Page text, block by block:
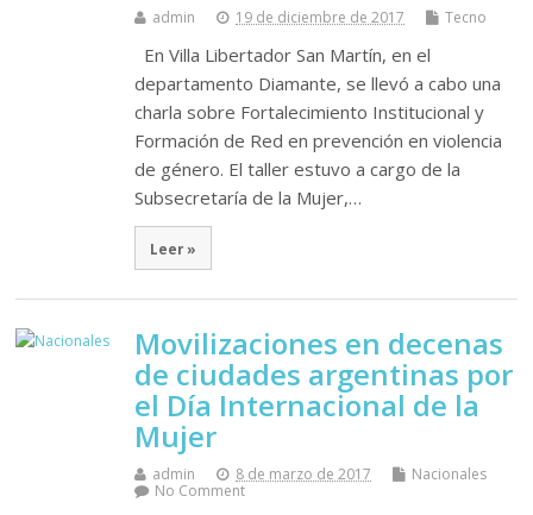
admin 19 de diciembre de 2017 Tecno
En Villa Libertador San Martín, en el
departamento Diamante, se llevó a cabo una
charla sobre Fortalecimiento Institucional y
Formación de Red en prevención en violencia
de género. El taller estuvo a cargo de la
Subsecretaría de la Mujer,…
Leer »
Movilizaciones en decenas
de ciudades argentinas por
el Día Internacional de la
Mujer
admin 8 de marzo de 2017
Nacionales
No Comment